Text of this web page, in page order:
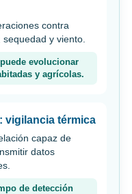
contra
y viento.
evolucionar
y agrícolas.
vigilancia térmica
capaz de
datos
de detección